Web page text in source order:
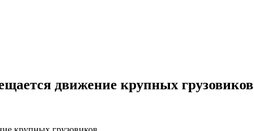
движение крупных грузовиков